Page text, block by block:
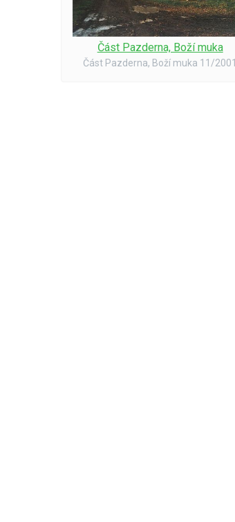
Část Pazderna, Boží muka
Část Pazderna, Boží muka 11/2001